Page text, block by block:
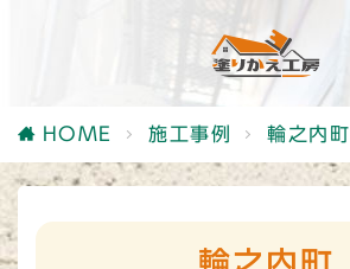
HOME 施工事例 輪之内町
輪之内町